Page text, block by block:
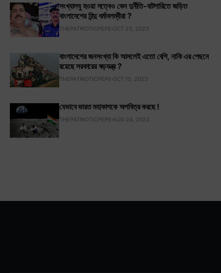
সংখ্যালঘু হওয়া সত্বেও কেন দুর্নীতি-বাটপারিতে জড়িত
বাংলাদেশের হিন্দু ধর্মাবলম্বীরা ?
THEPATRIOTICPEPE OCT 23, 2023
বাংলাদেশের জনসংখ্যা কি আসলেই এতো বেশি, নাকি এর পেছনে
রয়েছে সরকারের ষড়যন্ত্র ?
THEPATRIOTICPEPE OCT 15, 2023
যেভাবে ভারত মহাকাশকে অপবিত্র করছে !
THEPATRIOTICPEPE AUG 24, 2023